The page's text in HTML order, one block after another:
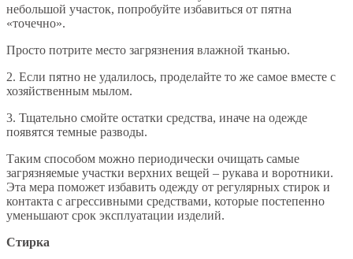
небольшой участок, попробуйте избавиться от пятна
«точечно».
Просто потрите место загрязнения влажной тканью.
2. Если пятно не удалилось, проделайте то же самое вместе с
хозяйственным мылом.
3. Тщательно смойте остатки средства, иначе на одежде
появятся темные разводы.
Таким способом можно периодически очищать самые
загрязняемые участки верхних вещей – рукава и воротники.
Эта мера поможет избавить одежду от регулярных стирок и
контакта с агрессивными средствами, которые постепенно
уменьшают срок эксплуатации изделий.
Стирка